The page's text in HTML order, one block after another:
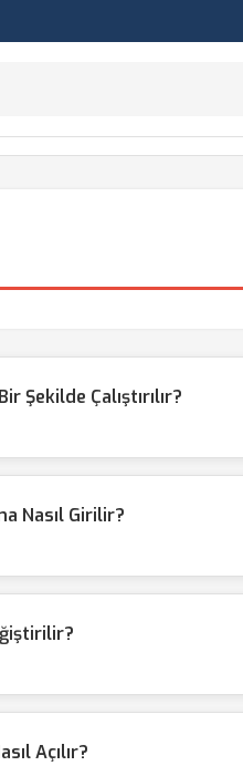
Şekilde Çalıştırılır?
Nasıl Girilir?
Açılır?